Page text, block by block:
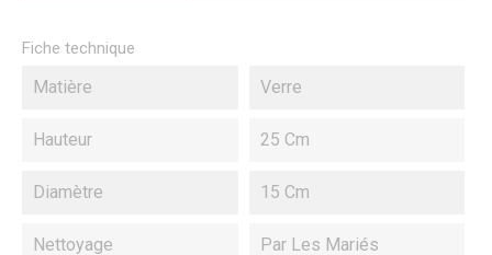
Fiche technique
Matière Verre
Hauteur 25 Cm
Diamètre 15 Cm
Nettoyage Par Les Mariés